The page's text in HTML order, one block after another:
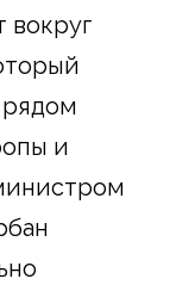
вокруг
и